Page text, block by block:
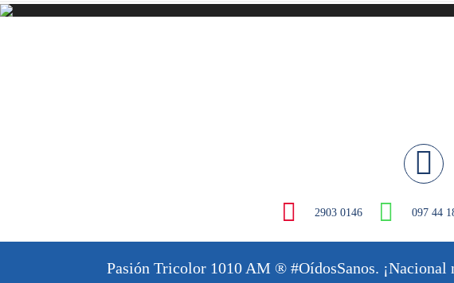
2903 0146 097 44
Pasión Tricolor 1010 AM ® #OídosSanos. ¡Nacional